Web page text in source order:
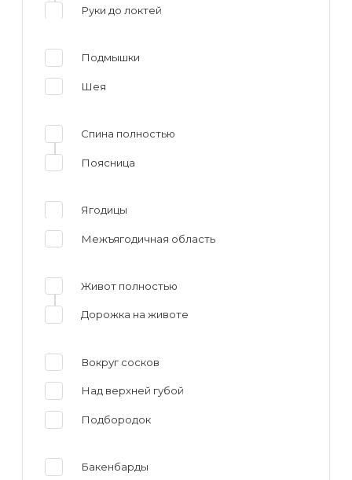
Руки до локтей
Подмышки
Шея
Спина полностью
Поясница
Ягодицы
Межъягодичная область
Живот полностью
Дорожка на животе
Вокруг сосков
Над верхней губой
Подбородок
Бакенбарды